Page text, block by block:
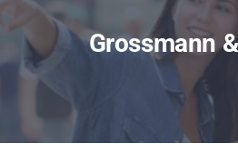
Service
News
Grossmann